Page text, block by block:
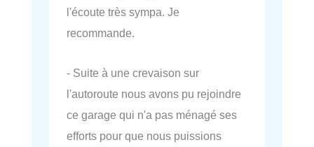
l'écoute très sympa. Je
recommande.
- Suite à une crevaison sur
l'autoroute nous avons pu rejoindre
ce garage qui n'a pas ménagé ses
efforts pour que nous puissions